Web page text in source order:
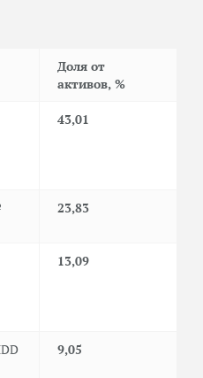
Доля от
активов, %
43,01
23,83
13,09
9,05